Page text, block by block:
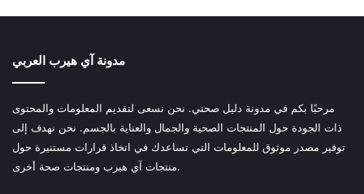
مدونة آي هيرب العربي
مرحبًا بكم في مدونة دليل صحتي. نحن نسعى لتقديم المعلومات والمحتوى
ذات الجودة حول المنتجات الصحية والجمال والعناية بالجسم. نحن نهدف إلى
توفير مصدر موثوق للمعلومات التي تساعدك في اتخاذ قرارات مستنيرة حول
منتجات آي هيرب ومنتجات صحة أخرى.